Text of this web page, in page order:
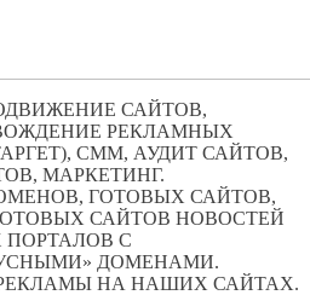
САЙТОВ,
РЕКЛАМНЫХ
СММ, АУДИТ САЙТОВ,
МАРКЕТИНГ.
ГОТОВЫХ САЙТОВ,
САЙТОВ НОВОСТЕЙ
С
ДОМЕНАМИ.
НА НАШИХ САЙТАХ.